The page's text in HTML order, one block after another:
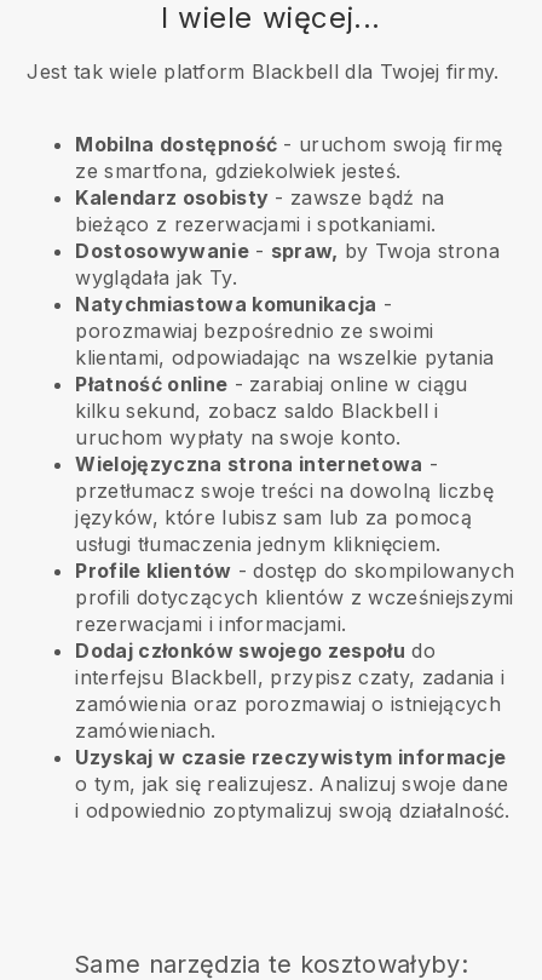
I wiele więcej...
Jest tak wiele platform Blackbell dla Twojej firmy.
Mobilna dostępność - uruchom swoją firmę
ze smartfona, gdziekolwiek jesteś.
Kalendarz osobisty - zawsze bądź na
bieżąco z rezerwacjami i spotkaniami.
Dostosowywanie- spraw, by Twoja strona
wyglądała jak Ty.
Natychmiastowa komunikacja -
porozmawiaj bezpośrednio ze swoimi
klientami, odpowiadając na wszelkie pytania
Płatność online - zarabiaj online w ciągu
kilku sekund, zobacz saldo Blackbell i
uruchom wypłaty na swoje konto.
Wielojęzyczna strona internetowa -
przetłumacz swoje treści na dowolną liczbę
języków, które lubisz sam lub za pomocą
usługi tłumaczenia jednym kliknięciem.
Profile klientów - dostęp do skompilowanych
profili dotyczących klientów z wcześniejszymi
rezerwacjami i informacjami.
Dodaj członków swojego zespołu do
interfejsu Blackbell, przypisz czaty, zadania i
zamówienia oraz porozmawiaj o istniejących
zamówieniach.
Uzyskaj w czasie rzeczywistym informacje
o tym, jak się realizujesz. Analizuj swoje dane
i odpowiednio zoptymalizuj swoją działalność.
Same narzędzia te kosztowałyby: